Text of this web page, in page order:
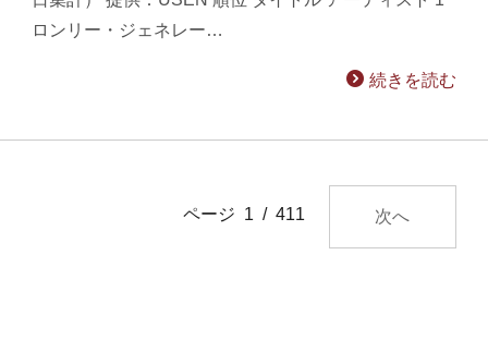
ロンリー・ジェネレー…
続きを読む
ページ 1 / 411 次へ